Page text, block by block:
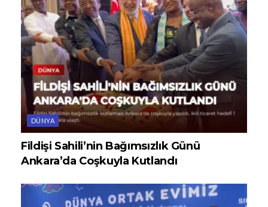
DÜNYA
Fildişi Sahili’nin Bağımsızlık Günü
Ankara’da Coşkuyla Kutlandı